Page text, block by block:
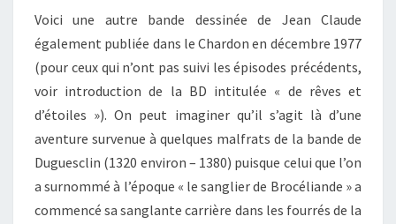
Voici une autre bande dessinée de Jean Claude
également publiée dans le Chardon en décembre 1977
(pour ceux qui n’ont pas suivi les épisodes précédents,
voir introduction de la BD intitulée « de rêves et
d’étoiles »). On peut imaginer qu’il s’agit là d’une
aventure survenue à quelques malfrats de la bande de
Duguesclin (1320 environ – 1380) puisque celui que l’on
a surnommé à l’époque « le sanglier de Brocéliande » a
commencé sa sanglante carrière dans les fourrés de la